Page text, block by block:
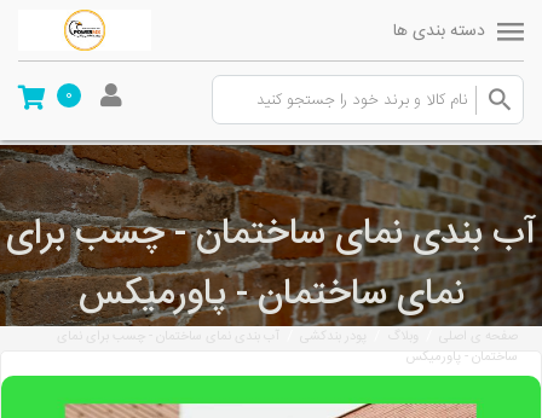
دسته بندی ها
0
آب بندی نمای ساختمان - چسب برای
نمای ساختمان - پاورمیکس
صفحه ی اصلی وبلاگ پودر بندکشی
آب بندی نمای ساختمان - چسب برای نمای
ساختمان - پاورمیکس